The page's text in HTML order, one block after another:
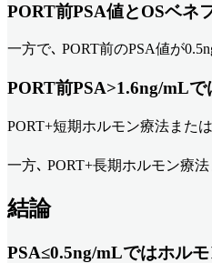
PORT前PSA値とOSベネ
一方で､ PORT前のPSA値が
PORT前PSA>1.6ng/mL
PORT+短期ホルモン療法また
一方､ PORT+長期ホルモン療
結論
PSA≤0.5ng/mLではホル